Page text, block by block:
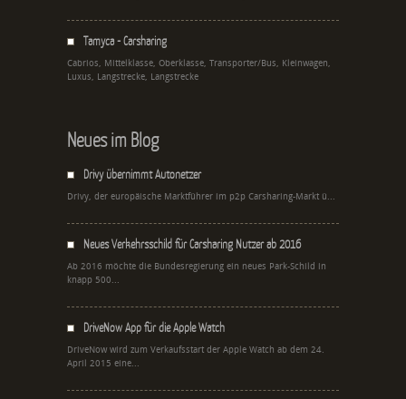
Tamyca - Carsharing
Cabrios, Mittelklasse, Oberklasse, Transporter/Bus, Kleinwagen,
Luxus, Langstrecke, Langstrecke
Neues im Blog
Drivy übernimmt Autonetzer
Drivy, der europäische Marktführer im p2p Carsharing-Markt ü...
Neues Verkehrsschild für Carsharing Nutzer ab 2016
Ab 2016 möchte die Bundesregierung ein neues Park-Schild in
knapp 500...
DriveNow App für die Apple Watch
DriveNow wird zum Verkaufsstart der Apple Watch ab dem 24.
April 2015 eine...